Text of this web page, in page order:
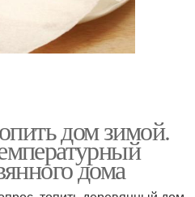
дом зимой.
дома